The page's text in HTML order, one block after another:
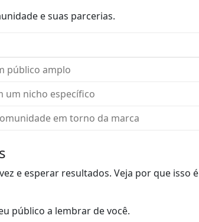
e suas parcerias.
público amplo
um nicho específico
em torno da marca
e esperar resultados. Veja por que isso é
público a lembrar de você.